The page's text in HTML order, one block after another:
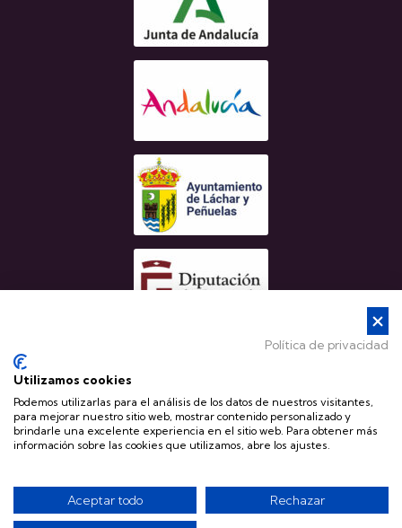
Aviso legal Política de cookies Política de privacidad
Política de privacidad
Utilizamos cookies
Podemos utilizarlas para el análisis de los datos de nuestros visitantes,
para mejorar nuestro sitio web, mostrar contenido personalizado y
brindarle una excelente experiencia en el sitio web. Para obtener más
información sobre las cookies que utilizamos, abre los ajustes.
Aceptar todo Rechazar